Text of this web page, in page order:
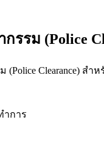
รรม (Police
(Police Clearance)
ำการ